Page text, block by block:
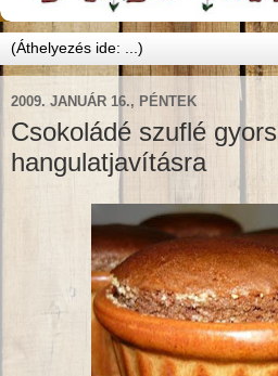
2009. JANUÁR 16., PÉNTEK
Csokoládé szuflé gyors
hangulatjavításra